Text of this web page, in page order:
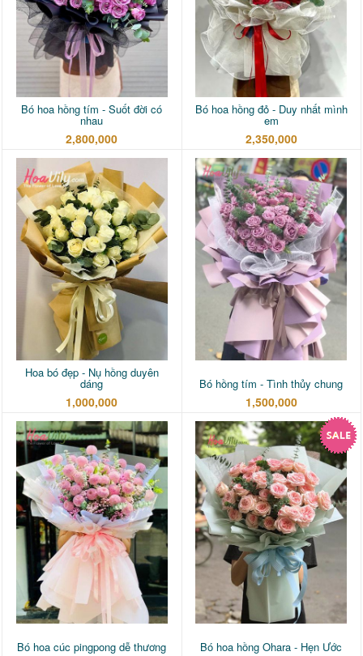
Bó hoa hồng tím - Suốt đời có
nhau
2,800,000
Bó hoa hồng đỏ - Duy nhất mình
em
2,350,000
Hoa bó đẹp - Nụ hồng duyên
dáng
1,000,000
Bó hồng tím - Tình thủy chung
1,500,000
Bó hoa cúc pingpong dễ thương Bó hoa hồng Ohara - Hẹn Ước